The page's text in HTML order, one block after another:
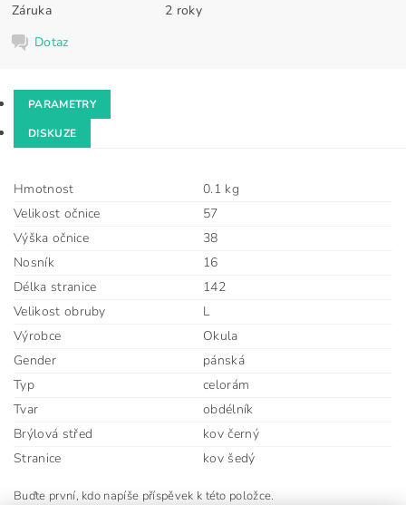
Záruka
2 roky
Dotaz
PARAMETRY
DISKUZE
Hmotnost
0.1 kg
Velikost očnice
57
Výška očnice
38
Nosník
16
Délka stranice
142
Velikost obruby
L
Výrobce
Okula
Gender
pánská
Typ
celorám
Tvar
obdélník
Brýlová střed
kov černý
Stranice
kov šedý
Buďte první, kdo napíše příspěvek k této položce.